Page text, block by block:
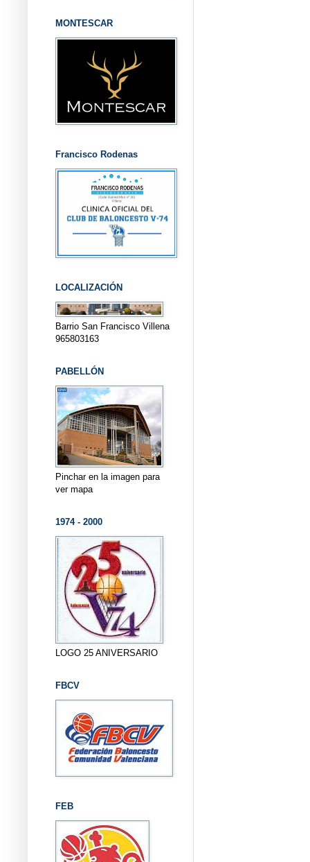
MONTESCAR
Francisco Rodenas
LOCALIZACIÓN
Barrio San Francisco Villena
965803163
PABELLÓN
Pinchar en la imagen para
ver mapa
1974 - 2000
LOGO 25 ANIVERSARIO
FBCV
FEB